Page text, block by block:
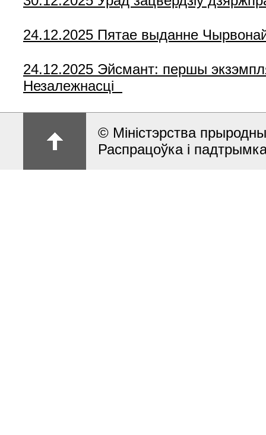
24.12.2025 Пятае выданне Чырвонай
24.12.2025 Эйсмант: першы
Незалежнасці
© Міністэрства
Распрацоўка і